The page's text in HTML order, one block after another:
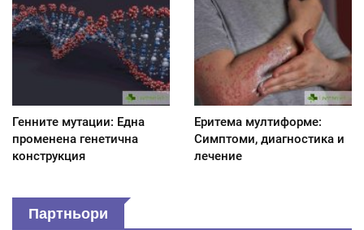
Генните мутации: Една
променена генетична
конструкция
Еритема мултиформе:
Симптоми, диагностика и
лечение
Партньори